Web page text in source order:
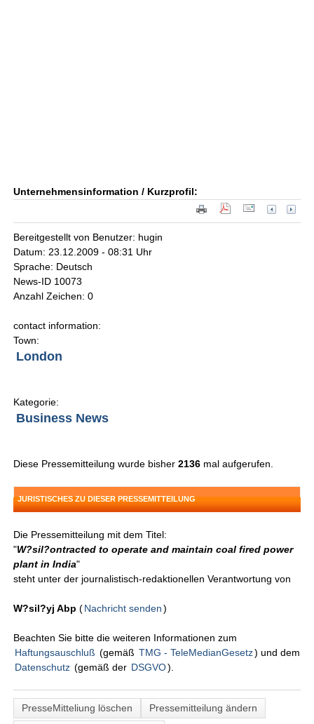
Unternehmensinformation / Kurzprofil:
Bereitgestellt von Benutzer: hugin
Datum: 23.12.2009 - 08:31 Uhr
Sprache: Deutsch
News-ID 10073
Anzahl Zeichen: 0
contact information:
Town:
London
Kategorie:
Business News
Diese Pressemitteilung wurde bisher2136 mal aufgerufen.
JURISTISCHES ZU DIESER PRESSEMITTEILUNG
Die Pressemitteilung mit dem Titel:
"W?sil?ontracted to operate and maintain coal fired power
plant in India"
steht unter der journalistisch-redaktionellen Verantwortung von
W?sil?yj Abp (Nachricht senden )
Beachten Sie bitte die weiteren Informationen zum
Haftungsauschluß (gemäß TMG - TeleMedianGesetz) und dem
Datenschutz (gemäß der DSGVO).
PresseMitteliung löschen
Pressemitteilung ändern